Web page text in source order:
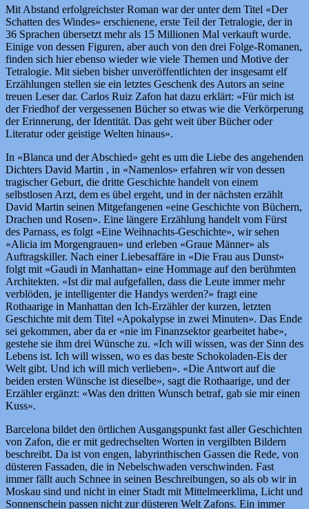
Mit Abstand erfolgreichster Roman war der unter dem Titel «Der
Schatten des Windes» erschienene, erste Teil der Tetralogie, der in
36 Sprachen übersetzt mehr als 15 Millionen Mal verkauft wurde.
Einige von dessen Figuren, aber auch von den drei Folge-Romanen,
finden sich hier ebenso wieder wie viele Themen und Motive der
Tetralogie. Mit sieben bisher unveröffentlichten der insgesamt elf
Erzählungen stellen sie ein letztes Geschenk des Autors an seine
treuen Leser dar. Carlos Ruiz Zafon hat dazu erklärt: «Für mich ist
der Friedhof der vergessenen Bücher so etwas wie die Verkörperung
der Erinnerung, der Identität. Das geht weit über Bücher oder
Literatur oder geistige Welten hinaus».
In «Blanca und der Abschied» geht es um die Liebe des angehenden
Dichters David Martin , in «Namenlos» erfahren wir von dessen
tragischer Geburt, die dritte Geschichte handelt von einem
selbstlosen Arzt, dem es übel ergeht, und in der nächsten erzählt
David Martin seinen Mitgefangenen «eine Geschichte von Büchern,
Drachen und Rosen». Eine längere Erzählung handelt vom Fürst
des Parnass, es folgt «Eine Weihnachts-Geschichte», wir sehen
«Alicia im Morgengrauen» und erleben «Graue Männer» als
Auftragskiller. Nach einer Liebesaffäre in «Die Frau aus Dunst»
folgt mit «Gaudi in Manhattan» eine Hommage auf den berühmten
Architekten. «Ist dir mal aufgefallen, dass die Leute immer mehr
verblöden, je intelligenter die Handys werden?» fragt eine
Rothaarige in Manhattan den Ich-Erzähler der kurzen, letzten
Geschichte mit dem Titel «Apokalypse in zwei Minuten». Das Ende
sei gekommen, aber da er «nie im Finanzsektor gearbeitet habe»,
gestehe sie ihm drei Wünsche zu. «Ich will wissen, was der Sinn des
Lebens ist. Ich will wissen, wo es das beste Schokoladen-Eis der
Welt gibt. Und ich will mich verlieben». «Die Antwort auf die
beiden ersten Wünsche ist dieselbe», sagt die Rothaarige, und der
Erzähler ergänzt: «Was den dritten Wunsch betraf, gab sie mir einen
Kuss».
Barcelona bildet den örtlichen Ausgangspunkt fast aller Geschichten
von Zafon, die er mit gedrechselten Worten in vergilbten Bildern
beschreibt. Da ist von engen, labyrinthischen Gassen die Rede, von
düsteren Fassaden, die in Nebelschwaden verschwinden. Fast
immer fällt auch Schnee in seinen Beschreibungen, so als ob wir in
Moskau sind und nicht in einer Stadt mit Mittelmeerklima, Licht und
Sonnenschein passen nicht zur düsteren Welt Zafons. Ein immer